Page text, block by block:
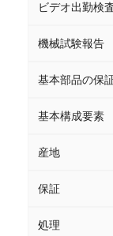
ビデオ出勤検
機械試験報告
基本部品の保
基本構成要素
産地
保証
処理